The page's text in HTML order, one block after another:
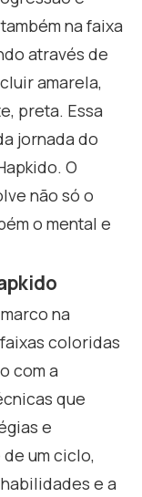
na faixa
através de
amarela,
preta. Essa
jornada do
O
não só o
o mental e
na
coloridas
com a
que
e
um ciclo,
e a